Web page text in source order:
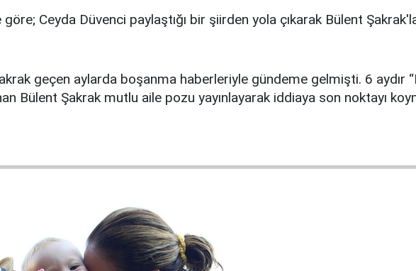
Ceyda Düvenci paylaştığı bir şiirden yola çıkarak Bülent
geçen aylarda boşanma haberleriyle gündeme gelmişti. 6 aydır
Bülent Şakrak mutlu aile pozu yayınlayarak iddiaya son noktayı